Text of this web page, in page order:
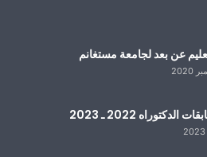
عن بعد لجامعة مستغانم
الدكتوراه 2022 ـ 2023